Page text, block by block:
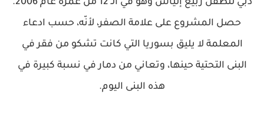
دبي للطفل ربيع إلياس وهو في الـ 12 من عمره عام 2006.
حصل المشروع على علامة الصفر، لأنّه، حسب ادعاء
المعلمة لا يليق بسوريا التي كانت تشكو من فقر في
البنى التحتية حينها، وتعاني من دمار في نسبة كبيرة في
هذه البنى اليوم.